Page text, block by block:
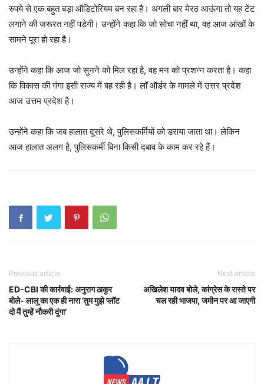
रुपये से एक बहुत बड़ा ऑडिटोरियम बन रहा है। अगली बार मेरठ आऊंगा तो यह टेंट
लगाने की जरूरत नहीं पड़ेगी। उन्होंने कहा कि जो सोचा नहीं था, वह आज आंखों के
सामने पूरा हो रहा है।
उन्होंने कहा कि आज जो सुनने को मिल रहा है, वह मन को प्रशन्न करता है। कहा
कि विकास की गंगा इसी राज्य में बह रही है। लॉ ऑर्डर के मामले में उत्तर प्रदेश
आज उत्तम प्रदेश है।
उन्होंने कहा कि जब हालात दूसरे थे, पुलिसकर्मियों को डराया जाता था। लेकिन
आज हालात अलग है, पुलिसकर्मी बिना किसी दबाव के काम कर रहे हैं।
Previous article
ED-CBI की कार्रवाई: अनुराग ठाकुर
बोले- लालू का एक ही नारा ‘तुम मुझे प्लॉट
दो मैं तुम्हें नौकरी दूंगा’
Next article
अखिलेश यादव बोले, कांग्रेस के रास्ते पर
चल रही भाजपा, जमीन पर आ जाएगी